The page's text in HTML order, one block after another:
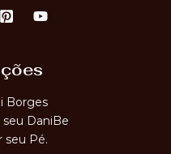
Borges
DaniBe
seu Pé.